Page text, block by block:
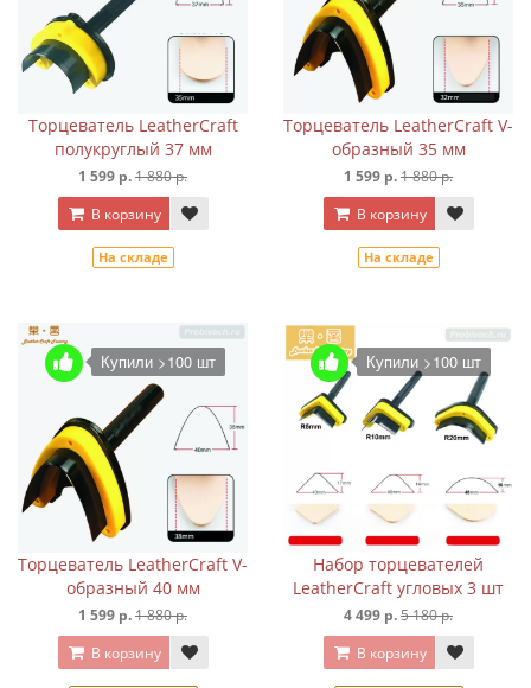
Торцеватель LeatherCraft
полукруглый 37 мм
1 599 р.1 880 р.
В корзину
На складе
Торцеватель LeatherCraft V-
образный 35 мм
1 599 р.1 880 р.
В корзину
На складе
Купили >100 шт
Торцеватель LeatherCraft V-
образный 40 мм
1 599 р.1 880 р.
В корзину
Купили >100 шт
Набор торцевателей
LeatherCraft угловых 3 шт
4 499 р.5 180 р.
В корзину